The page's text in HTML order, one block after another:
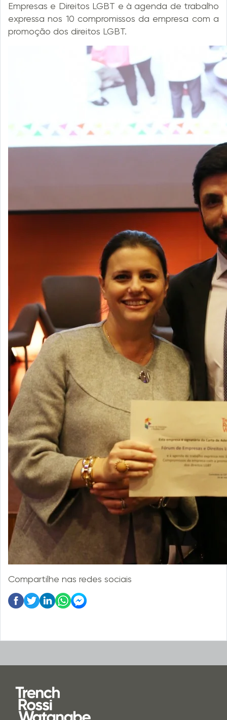
Empresas e Direitos LGBT e à agenda de trabalho
expressa nos 10 compromissos da empresa com a
promoção dos direitos LGBT.
Compartilhe nas redes sociais